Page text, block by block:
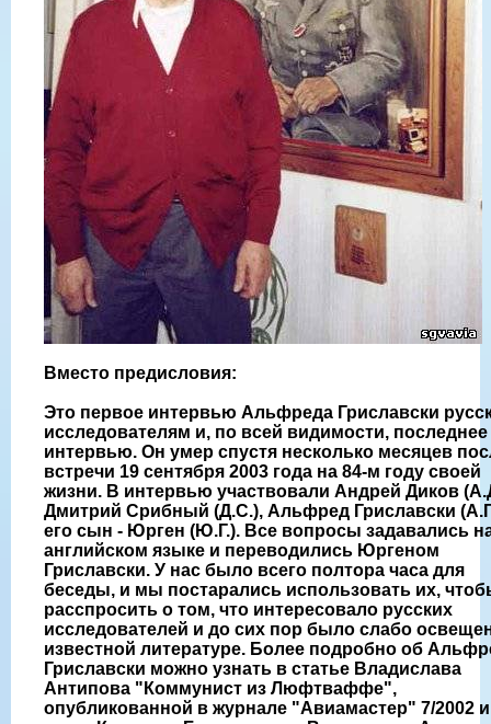
Вместо предисловия:
Это первое интервью Альфреда Гриславски
исследователям и, по всей видимости, последнее
интервью. Он умер спустя несколько месяцев
встречи 19 сентября 2003 года на 84-м году своей
жизни. В интервью участвовали Андрей Диков
Дмитрий Срибный (Д.С.), Альфред Гриславски
его сын - Юрген (Ю.Г.). Все вопросы задавались
английском языке и переводились Юргеном
Гриславски. У нас было всего полтора часа для
беседы, и мы постарались использовать их,
расспросить о том, что интересовало русских
исследователей и до сих пор было слабо
известной литературе. Более подробно об
Гриславски можно узнать в статье Владислава
Антипова "Коммунист из Люфтваффе",
опубликованной в журнале "Авиамастер" 7/2002 и